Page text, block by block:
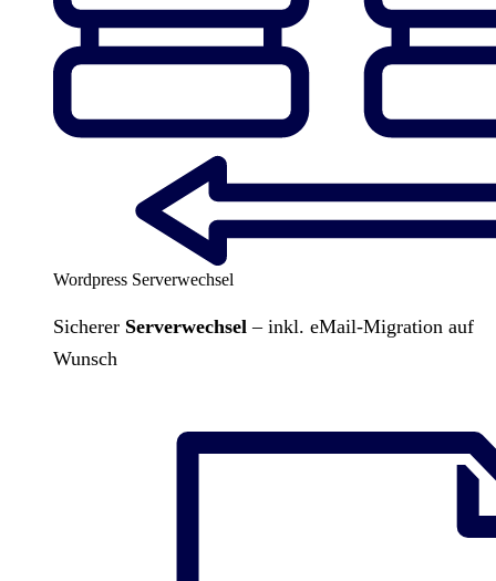
Wordpress Serverwechsel
Sicherer Serverwechsel – inkl. eMail-Migration auf
Wunsch